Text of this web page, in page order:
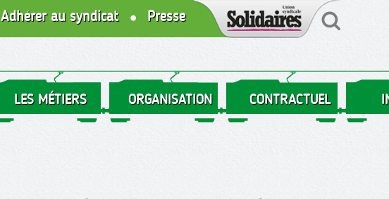
Adhérer au syndicat Presse
LES MÉTIERS ORGANISATION CONTRACTUEL